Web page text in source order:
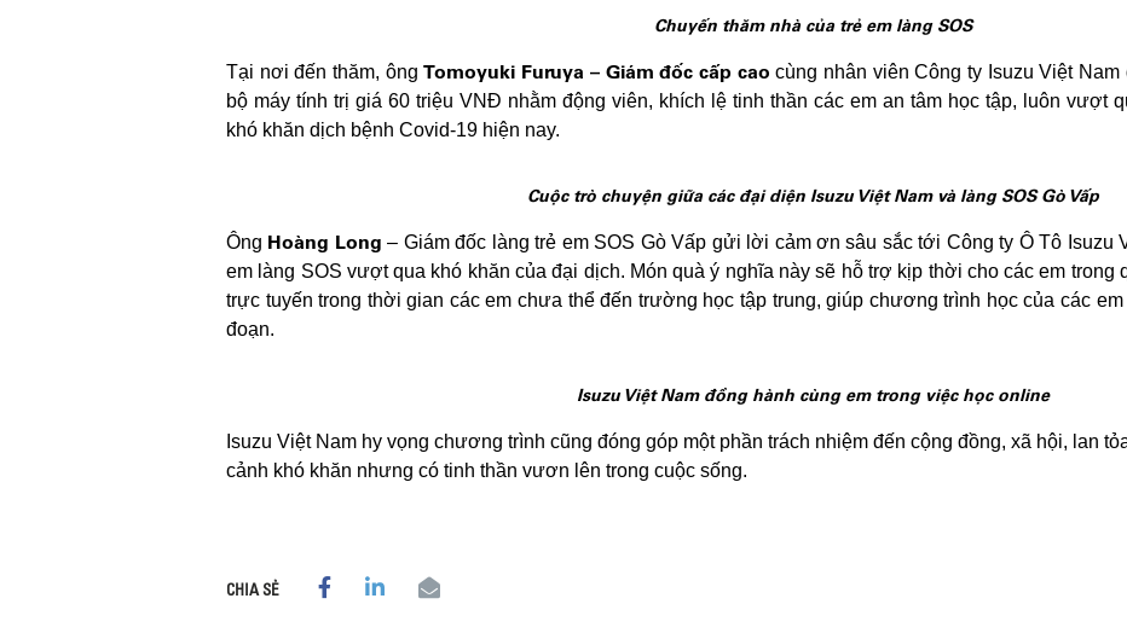
Chuyến thăm nhà của trẻ em làng SOS
Tại nơi đến thăm, ôngTomoyuki Furuya – Giám đốc cấp caocùng nhân viên Công ty Isuzu Việt
bộ máy tính trị giá 60 triệu VNĐ nhằm động viên, khích lệ tinh thần các em an tâm học tập, luôn vượt
khó khăn dịch bệnh Covid-19 hiện nay.
Cuộc trò chuyện giữa các đại diện Isuzu Việt Nam và làng SOS Gò Vấp
Ông Hoàng Long – Giám đốc làng trẻ em SOS Gò Vấp gửi lời cảm ơn sâu sắc tới Công ty Ô Tô Isuzu
em làng SOS vượt qua khó khăn của đại dịch. Món quà ý nghĩa này sẽ hỗ trợ kịp thời cho các em trong
trực tuyến trong thời gian các em chưa thể đến trường học tập trung, giúp chương trình học của các
đoạn.
Isuzu Việt Nam đồng hành cùng em trong việc học online
Isuzu Việt Nam hy vọng chương trình cũng đóng góp một phần trách nhiệm đến cộng đồng, xã hội, lan
cảnh khó khăn nhưng có tinh thần vươn lên trong cuộc sống.
CHIA SẺ